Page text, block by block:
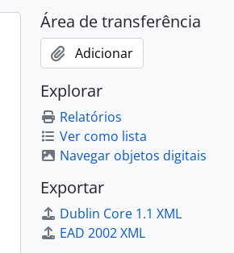
Área de transferência
Adicionar
Explorar
Relatórios
Ver como lista
Navegar objetos digitais
Exportar
Dublin Core 1.1 XML
EAD 2002 XML